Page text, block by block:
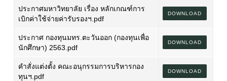
ประกาศมหาวิทยาลัย เรื่อง หลักเกณฑ์การ
เบิกค่าใช้จ่ายค่ารับรองฯ.pdf
DOWNLOAD
ประกาศ กองทุนมทร.ตะวันออก (กองทุนเพื่อ
นักศึกษา) 2563.pdf
DOWNLOAD
คำสั่งแต่งตั้ง คณะอนุกรรมการบริหารกอง
ทุนฯ.pdf
DOWNLOAD